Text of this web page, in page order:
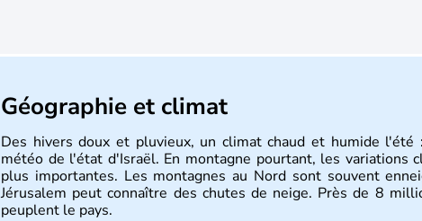
Géographie et climat
Des hivers doux et pluvieux, un climat chaud et humide l'été
météo de l'état d'Israël. En montagne pourtant, les variations
plus importantes. Les montagnes au Nord sont souvent
Jérusalem peut connaître des chutes de neige. Près de 8
peuplent le pays.